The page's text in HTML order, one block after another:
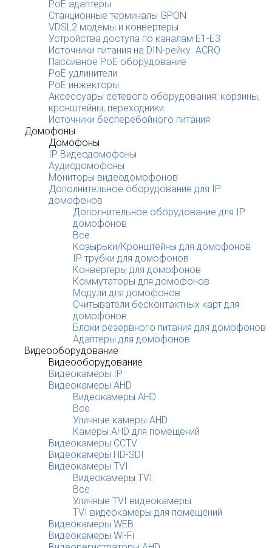
PoE адаптеры
Станционные терминалы GPON
VDSL2 модемы и конвертеры
Устройства доступа по каналам E1-E3
Источники питания на DIN-рейку. ACRO
Пассивное PoE оборудование
PoE удлинители
PoE инжекторы
Аксессуары сетевого оборудования: корзины,
кронштейны, переходники
Источники бесперебойного питания
Домофоны
Домофоны
IP Видеодомофоны
Аудиодомофоны
Мониторы видеодомофонов
Дополнительное оборудование для IP
домофонов
Дополнительное оборудование для IP
домофонов
Все
Козырьки/Кронштейны для домофонов
IP трубки для домофонов
Конвертеры для домофонов
Коммутаторы для домофонов
Модули для домофонов
Считыватели бесконтактных карт для
домофонов
Блоки резервного питания для домофонов
Адаптеры для домофонов
Видеооборудование
Видеооборудование
Видеокамеры IP
Видеокамеры AHD
Видеокамеры AHD
Все
Уличные камеры AHD
Камеры AHD для помещений
Видеокамеры CCTV
Видеокамеры HD-SDI
Видеокамеры TVI
Видеокамеры TVI
Все
Уличные TVI видеокамеры
TVI видеокамеры для помещений
Видеокамеры WEB
Видеокамеры Wi-Fi